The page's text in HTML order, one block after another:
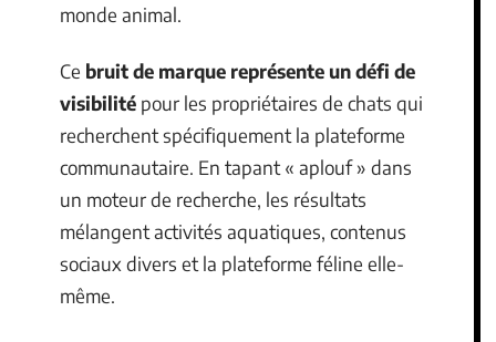
monde animal.
Ce bruit de marque représente un défi de
visibilité pour les propriétaires de chats qui
recherchent spécifiquement la plateforme
communautaire. En tapant « aplouf » dans
un moteur de recherche, les résultats
mélangent activités aquatiques, contenus
sociaux divers et la plateforme féline elle-
même.